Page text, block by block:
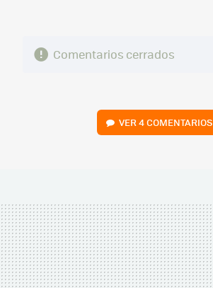
Comentarios cerrados
VER 4 COMENTARIOS